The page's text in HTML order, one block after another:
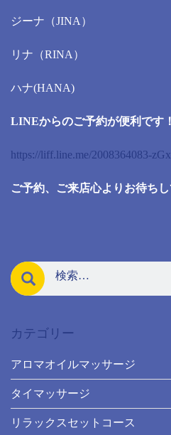
ジーナ（JINA）
リナ（RINA）
ハナ(HANA)
LINEからのご予約が便利です！
https://liff.line.me/2008364083-
ご予約、ご来店心よりお待ちし
カテゴリー
アロマオイルマッサージ
タイマッサージ
リラックスセットコース